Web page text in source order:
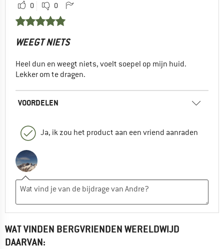
0 0
WEEGT NIETS
Heel dun en weegt niets, voelt soepel op mijn huid.
Lekker om te dragen.
VOORDELEN
Ja, ik zou het product aan een vriend aanraden
WAT VINDEN BERGVRIENDEN WERELDWIJD
DAARVAN: